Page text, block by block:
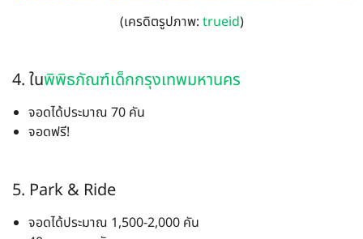
(เครดิตรูปภาพ: trueid)
4. ในพิพิธภัณฑ์เด็กกรุงเทพมหานคร
จอดได้ประมาณ 70 คัน
จอดฟรี!
5. Park & Ride
จอดได้ประมาณ 1,500-2,000 คัน